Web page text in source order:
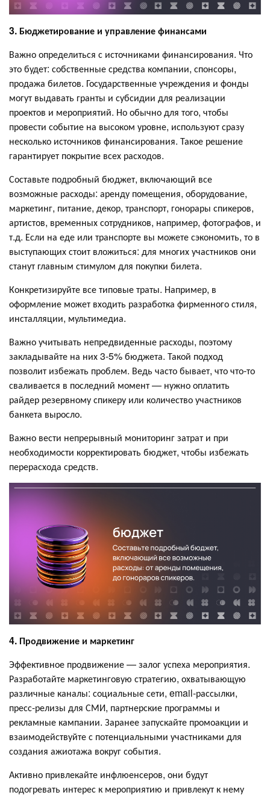
3. Бюджетирование и управление финансами
Важно определиться с источниками финансирования. Что
это будет: собственные средства компании, спонсоры,
продажа билетов. Государственные учреждения и фонды
могут выдавать гранты и субсидии для реализации
проектов и мероприятий. Но обычно для того, чтобы
провести событие на высоком уровне, используют сразу
несколько источников финансирования. Такое решение
гарантирует покрытие всех расходов.
Составьте подробный бюджет, включающий все
возможные расходы: аренду помещения, оборудование,
маркетинг, питание, декор, транспорт, гонорары спикеров,
артистов, временных сотрудников, например, фотографов, и
т.д. Если на еде или транспорте вы можете сэкономить, то в
выступающих стоит вложиться: для многих участников они
станут главным стимулом для покупки билета.
Конкретизируйте все типовые траты. Например, в
оформление может входить разработка фирменного стиля,
инсталляции, мультимедиа.
Важно учитывать непредвиденные расходы, поэтому
закладывайте на них 3-5% бюджета. Такой подход
позволит избежать проблем. Ведь часто бывает, что что-то
сваливается в последний момент — нужно оплатить
райдер резервному спикеру или количество участников
банкета выросло.
Важно вести непрерывный мониторинг затрат и при
необходимости корректировать бюджет, чтобы избежать
перерасхода средств.
4. Продвижение и маркетинг
Эффективное продвижение — залог успеха мероприятия.
Разработайте маркетинговую стратегию, охватывающую
различные каналы: социальные сети, email-рассылки,
пресс-релизы для СМИ, партнерские программы и
рекламные кампании. Заранее запускайте промоакции и
взаимодействуйте с потенциальными участниками для
создания ажиотажа вокруг события.
Активно привлекайте инфлюенсеров, они будут
подогревать интерес к мероприятию и привлекут к нему